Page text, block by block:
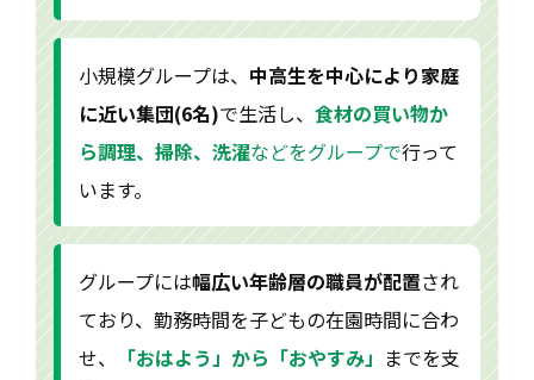
小規模グループは、 中高生を中心により家庭
に近い集団(6名)で生活し、 食材の買い物か
ら調理、掃除、洗濯などをグループで行って
います。
グループには幅広い年齢層の職員が配置され
ており、勤務時間を子どもの在園時間に合わ
せ、
「おはよう」から「おやすみ」 までを支